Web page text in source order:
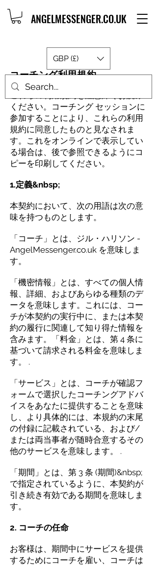
ANGELMESSENGER.CO.UK
GBP (£)
コーチング利用規約
ください。コーチング セッションに
参加することにより、これらの利用
規約に同意したものと見なされま
す。これをオンラインで表示してい
る場合は、後で参照できるようにコ
ピーを印刷してください。
1.定義&nbsp;
本契約において、次の用語は次の意
味を持つものとします。
「コーチ」とは、ジル・ハリソン -
AngelMessenger.co.uk を意味しま
す。
「機密情報」とは、すべての個人情
報、詳細、およびあらゆる種類のデ
ータを意味します。これには、コー
チが本契約の実行中に、または本契
約の履行に関連して知り得た情報を
含みます。「料金」とは、第 4 条に
基づいて請求される料金を意味しま
す。 .
「サービス」とは、コーチが確認フ
ォームで選択したコーチングアドバ
イスをあなたに提供することを意味
し、より具体的には、本規約の末尾
の付録に記載されている、および/
または両当事者が随時合意するその
他のサービスを意味します。 .
「期間」とは、第 3 条 (期間)&nbsp;
で指定されているように、本契約が
引き続き有効である期間を意味しま
す。
2. コーチの任命
お客様は、期間中にサービスを提供
するためにコーチを雇い、コーチは